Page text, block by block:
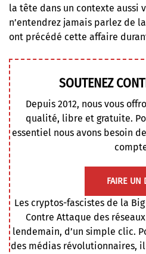
la tête dans un contexte aussi
n’entendrez jamais parlez de
ont précédé cette affaire
SOUTENEZ
Depuis 2012, nous vous
qualité, libre et gratuite.
essentiel nous avons besoin
FAIRE UN
Les cryptos-fascistes de la
Contre Attaque des
lendemain, d’un simple clic.
des médias révolutionnaires,